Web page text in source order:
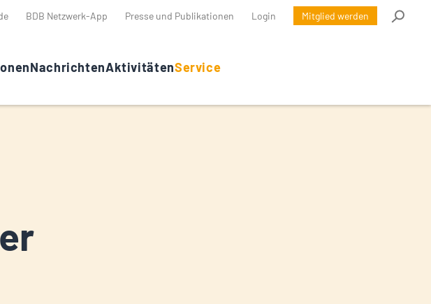
BDB Netzwerk-App Presse und Publikationen Login Mitglied werden
NachrichtenAktivitätenService